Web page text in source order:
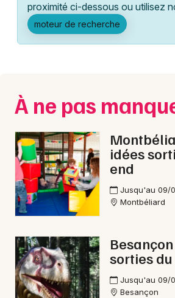
Manifestations
Foires & salons
Concerts
Sports
Soirées
Sorties famille
Sorties & loisirs
Ateliers dans le Doubs
Marseille
Mulhouse
Nice
Paris
Strasbourg
Toulouse
Toutes les villes
proximité ci-dessous ou utilisez
moteur de recherche
À ne pas
idées
end
Jusqu'au 09/
Montbéliard
sorties
Jusqu'au 09/
Besançon